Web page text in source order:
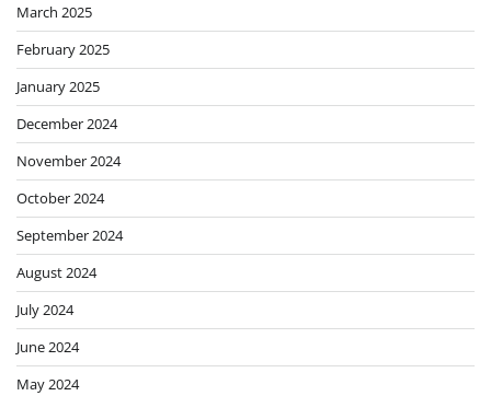
March 2025
February 2025
January 2025
December 2024
November 2024
October 2024
September 2024
August 2024
July 2024
June 2024
May 2024